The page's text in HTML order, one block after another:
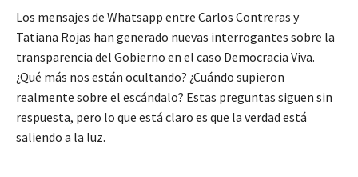
Los mensajes de Whatsapp entre Carlos Contreras y
Tatiana Rojas han generado nuevas interrogantes sobre la
transparencia del Gobierno en el caso Democracia Viva.
¿Qué más nos están ocultando? ¿Cuándo supieron
realmente sobre el escándalo? Estas preguntas siguen sin
respuesta, pero lo que está claro es que la verdad está
saliendo a la luz.